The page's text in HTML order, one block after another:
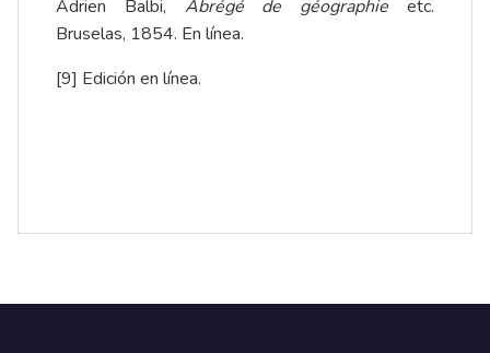
Adrien Balbi, Abrégé de géographie etc.
Bruselas, 1854. En línea.
[9] Edición en línea.